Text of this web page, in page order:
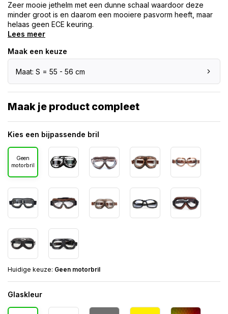
Zeer mooie jethelm met een dunne schaal waardoor deze
minder groot is en daarom een mooiere pasvorm heeft, maar
helaas geen ECE keuring.
Lees meer
Maak een keuze
Maat: S = 55 - 56 cm
Maak je product compleet
Kies een bijpassende bril
Geen
motorbril
Huidige keuze: Geen motorbril
Glaskleur